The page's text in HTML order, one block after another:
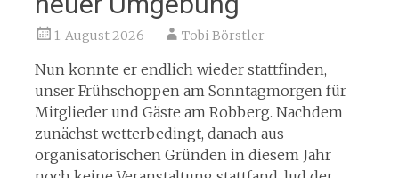
1. August 2026 Tobi Börstler
Nun konnte er endlich wieder stattfinden,
unser Frühschoppen am Sonntagmorgen für
Mitglieder und Gäste am Robberg. Nachdem
zunächst wetterbedingt, danach aus
organisatorischen Gründen in diesem Jahr